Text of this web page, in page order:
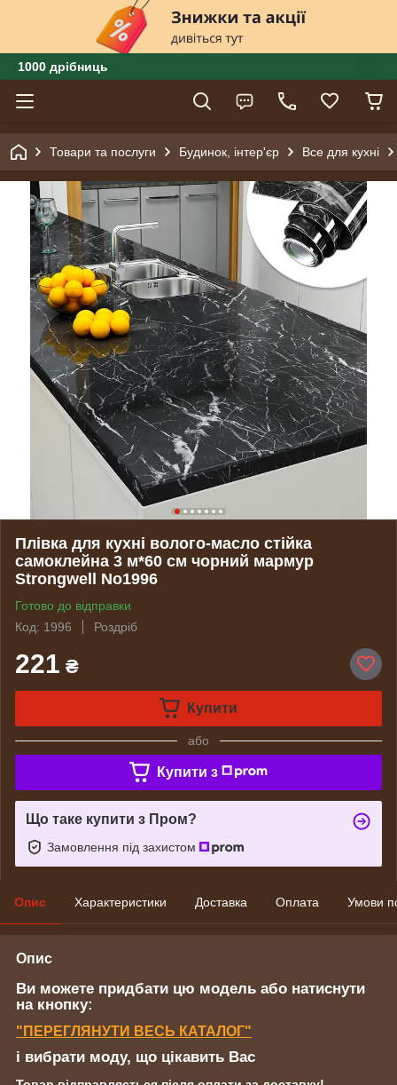
1000 дрібниць
Товари та послуги Будинок, інтер'єр Все для кухні
Плівка для кухні волого-масло стійка
самоклейна 3 м*60 см чорний мармур
Strongwell No1996
Готово до відправки
Код: 1996
Роздріб
221 ₴
Купити
або
Купити з
Що таке купити з Пром?
Замовлення під захистом
Опис Характеристики Доставка Оплата Умови
Опис
Ви можете придбати цю модель або натиснути
на кнопку:
"ПЕРЕГЛЯНУТИ ВЕСЬ КАТАЛОГ"
і вибрати моду, що цікавить Вас